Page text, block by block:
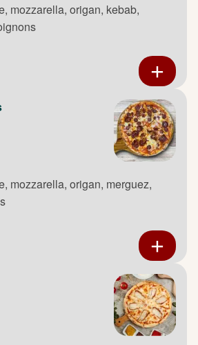
mozzarella, origan, kebab,
mozzarella, origan, merguez,